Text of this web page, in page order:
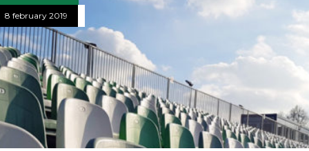
8 february 2019